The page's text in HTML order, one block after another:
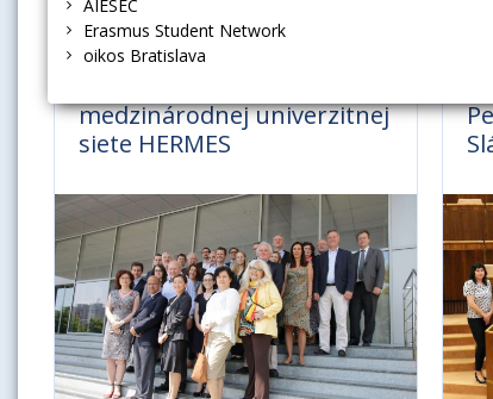
AIESEC
Erasmus Student Network
oikos Bratislava
medzinárodnej univerzitnej
siete HERMES